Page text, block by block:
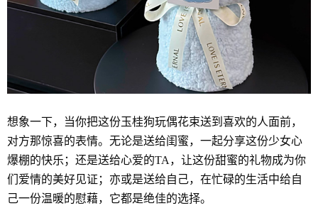
想象一下，当你把这份玉桂狗玩偶花束送到喜欢的人面前，
对方那惊喜的表情。无论是送给闺蜜，一起分享这份少女心
爆棚的快乐；还是送给心爱的TA，让这份甜蜜的礼物成为你
们爱情的美好见证；亦或是送给自己，在忙碌的生活中给自
己一份温暖的慰藉，它都是绝佳的选择。